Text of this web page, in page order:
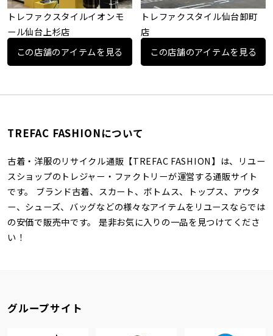
トレファクスタイルイオンモ
ール仙台上杉店
この店舗のアイテムを見る
トレファクスタイル仙台卸町
店
この店舗のアイテムを見る
TREFAC FASHIONについて
古着・洋服のリサイクル通販【TREFAC FASHION】は、リユー
スショップのトレジャー・ファクトリーが運営する通販サイト
です。 ブランド古着、スカート、ボトムス、トップス、アウタ
ー、シューズ、バッグなどの様々なアイテムをリユースならでは
の安価で販売中です。 是非お気に入りの一品を見つけてくださ
い！
グループサイト